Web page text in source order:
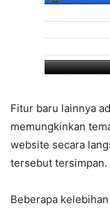
Fitur baru lainnya
memungkinkan
website secara
tersebut tersimpan.
Beberapa